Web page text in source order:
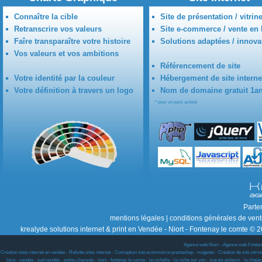
Connaître la cible
Retranscrire vos valeurs
Faîre transparaître votre histoire
Vos valeurs et vos ambitions
Votre identité par la couleur
Votre définition à travers un logo
Site de présentation /
Site e-commerce / vente en
Solutions adaptées /
Référencement de site
Hébergement de site
Nom de domaine gratuit
* pour un pack acheté
mentions légales
conditions générales de
krealyde solutions internet & print en Vendée - Niort - Fontenay le comte ©
Agence web Niort - Agence web
Création sites internet en vendée - Refonte sites internet - Conception site ecommerce prestashop - magento - Création de site
loire - vendée - sud vendée - poitou charente - niort - fontenay le comte - la rochelle - la roche sur yon - marais poitevin - la